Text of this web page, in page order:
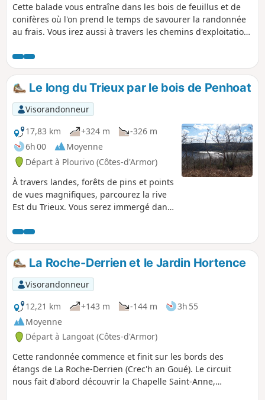
Cette balade vous entraîne dans les bois de feuillus et de
conifères où l'on prend le temps de savourer la randonnée
au frais. Vous irez aussi à travers les chemins d'exploitation,
mais qui restent néanmoins paisibles, vous retrouverez les
sous-bois et la fraîcheur du ruisseau. Cette première partie
est plutôt roulante. Puis, vous cheminerez le long de la
rivière du Leff, avec quelques passages, un peu plus
technique, et la dernière montée vous offrira une arrivée
inattendue. Vous allez découvrir une autre partie de la
commune, non loin de son massif de Penhoat-Lancerf.
Le long du Trieux par le bois de Penhoat
Visorandonneur
17,83 km
+324 m
-326 m
6h 00
Moyenne
Départ à Plourivo (Côtes-d'Armor)
À travers landes, forêts de pins et points
de vues magnifiques, parcourez la rive
Est du Trieux. Vous serez immergé dans
unique : Château de la Roche-Jagu,
routoir à lin, ligne de train à vapeur,
Maison de l'estuaire, faune et flore
protégées.
La Roche-Derrien et le Jardin Hortence
Visorandonneur
12,21 km
+143 m -144 m
3h 55
Moyenne
Départ à Langoat (Côtes-d'Armor)
Cette randonnée commence et finit sur les bords des
étangs de La Roche-Derrien (Crec'h an Goué). Le circuit
nous fait d'abord découvrir la Chapelle Saint-Anne,